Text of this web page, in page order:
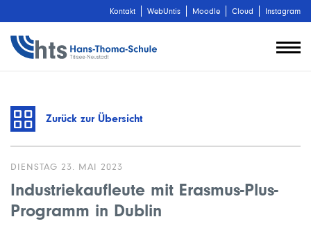
Kontakt WebUntis Moodle Cloud Instagram
Zurück zur Übersicht
DIENSTAG 23. MAI 2023
Industriekaufleute mit Erasmus-Plus-
Programm in Dublin